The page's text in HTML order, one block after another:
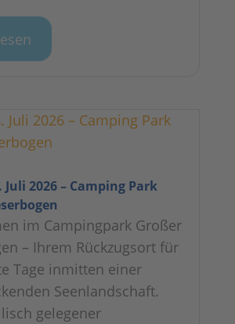
Juli 2026 – Camping Park
im Campingpark Großer
– Ihrem Rückzugsort für
Tage inmitten einer
Seenlandschaft.
gelegener